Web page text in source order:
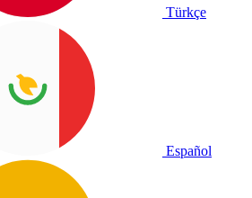
Türkçe
Español